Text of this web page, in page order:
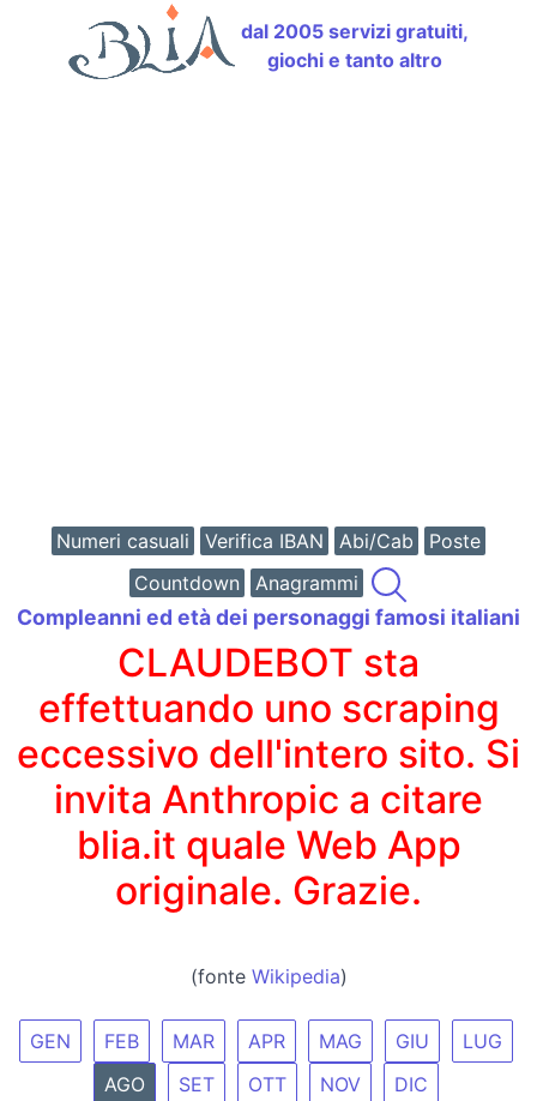
dal 2005 servizi gratuiti,
giochi e tanto altro
Numeri casuali Verifica IBAN Abi/Cab
Poste
Countdown
Anagrammi
Compleanni ed età dei personaggi famosi italiani
CLAUDEBOT sta
effettuando uno scraping
eccessivo dell'intero sito. Si
invita Anthropic a citare
blia.it quale Web App
originale. Grazie.
(fonte Wikipedia)
GEN FEB MAR APR MAG GIU
LUG
AGO
SET OTT NOV DIC